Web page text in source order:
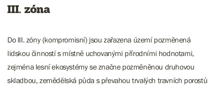
III. zóna
Do III. zóny (kompromisní) jsou zařazena území pozměnená
lidskou činností s místně uchovanými přírodními hodnotami,
zejména lesní ekosystémy se značne pozměněnou druhovou
skladbou, zemědělská půda s převahou trvalých travních porostů